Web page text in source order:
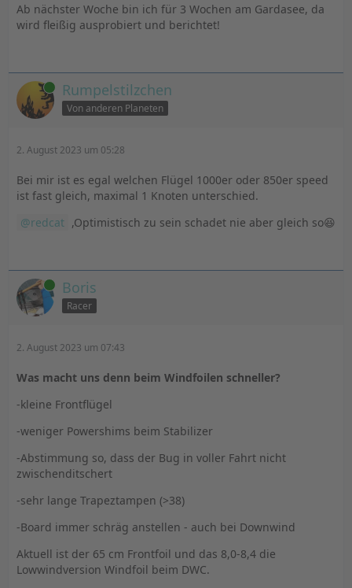
Ab nächster Woche bin ich für 3 Wochen am Gardasee, da
wird fleißig ausprobiert und berichtet!
Online Rumpelstilzchen
Von anderen Planeten
2. August 2023 um 05:28
Bei mir ist es egal welchen Flügel 1000er oder 850er speed
ist fast gleich, maximal 1 Knoten unterschied.
redcat ,Optimistisch zu sein schadet nie aber gleich so😆
Online Boris
Racer
2. August 2023 um 07:43
Was macht uns denn beim Windfoilen schneller?
-kleine Frontflügel
-weniger Powershims beim Stabilizer
-Abstimmung so, dass der Bug in voller Fahrt nicht
zwischenditschert
-sehr lange Trapeztampen (>38)
-Board immer schräg anstellen - auch bei Downwind
Aktuell ist der 65 cm Frontfoil und das 8,0-8,4 die
Lowwindversion Windfoil beim DWC.